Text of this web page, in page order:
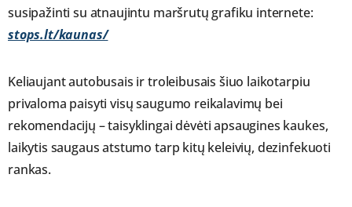
susipažinti su atnaujintu maršrutų grafiku internete:
stops.lt/kaunas/
Keliaujant autobusais ir troleibusais šiuo laikotarpiu
privaloma paisyti visų saugumo reikalavimų bei
rekomendacijų – taisyklingai dėvėti apsaugines kaukes,
laikytis saugaus atstumo tarp kitų keleivių, dezinfekuoti
rankas.